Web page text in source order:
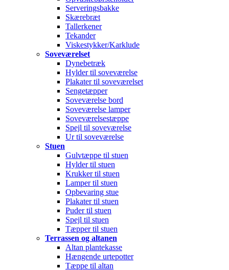
Serveringsbakke
Skærebræt
Tallerkener
Tekander
Viskestykker/Karklude
Soveværelset
Dynebetræk
Hylder til soveværelse
Plakater til soveværelset
Sengetæpper
Soveværelse bord
Soveværelse lamper
Soveværelsestæppe
Spejl til soveværelse
Ur til soveværelse
Stuen
Gulvtæppe til stuen
Hylder til stuen
Krukker til stuen
Lamper til stuen
Opbevaring stue
Plakater til stuen
Puder til stuen
Spejl til stuen
Tæpper til stuen
Terrassen og altanen
Altan plantekasse
Hængende urtepotter
Tæppe til altan